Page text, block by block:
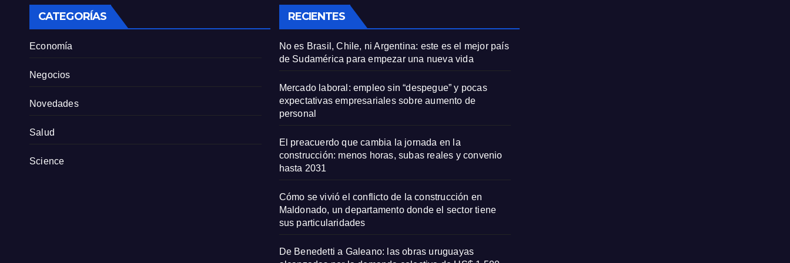
CATEGORÍAS
Economía
Negocios
Novedades
Salud
Science
RECIENTES
No es Brasil, Chile, ni Argentina: este es el mejor país
de Sudamérica para empezar una nueva vida
Mercado laboral: empleo sin “despegue” y pocas
expectativas empresariales sobre aumento de
personal
El preacuerdo que cambia la jornada en la
construcción: menos horas, subas reales y convenio
hasta 2031
Cómo se vivió el conflicto de la construcción en
Maldonado, un departamento donde el sector tiene
sus particularidades
De Benedetti a Galeano: las obras uruguayas